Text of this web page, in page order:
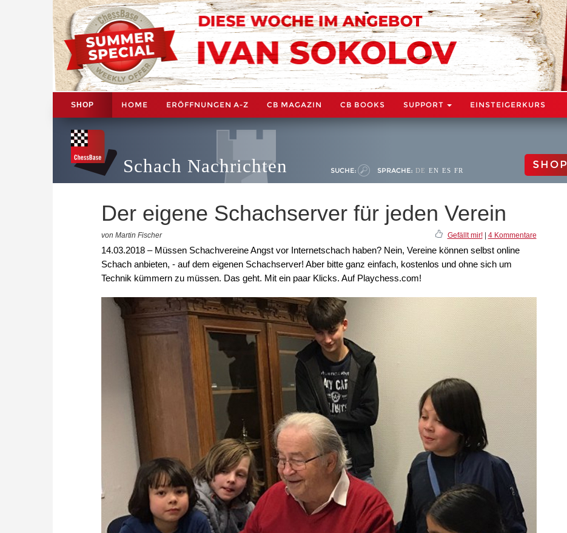
SHOP HOME ERÖFFNUNGEN A-Z CB MAGAZIN CB BOOKS SUPPORT EINSTEIGERKURS
Schach Nachrichten SUCHE: SPRACHE: DE EN ES FR SHOP
Der eigene Schachserver für jeden Verein
von Martin Fischer Gefällt mir!| 4 Kommentare
14.03.2018 – Müssen Schachvereine Angst vor Internetschach haben? Nein, Vereine können selbst online
Schach anbieten, - auf dem eigenen Schachserver! Aber bitte ganz einfach, kostenlos und ohne sich um
Technik kümmern zu müssen. Das geht. Mit ein paar Klicks. Auf Playchess.com!